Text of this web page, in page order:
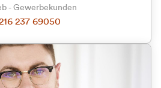
Kundengruppe
Sie?
(inkl. MwSt.)
- Gewerbekunden
237 69050